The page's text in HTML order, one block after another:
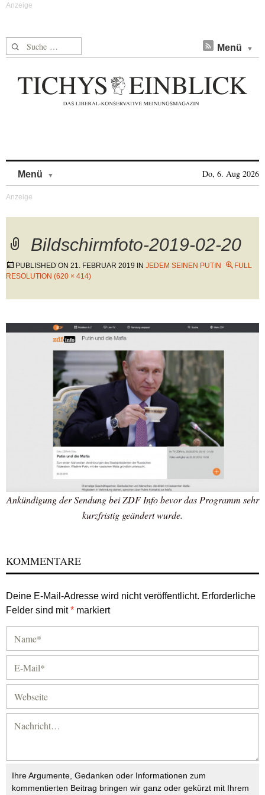
Suche nach: Menü
Menü Do, 6. Aug 2026
Bildschirmfoto-2019-02-20
PUBLISHED ON 21. FEBRUAR 2019 IN JEDEM SEINEN PUTIN
FULL
RESOLUTION (620 × 414)
Ankündigung der Sendung bei ZDF Info bevor das Programm sehr
kurzfristig geändert wurde.
KOMMENTARE
Deine E-Mail-Adresse wird nicht veröffentlicht. Erforderliche
Felder sind mit* markiert
Ihre Argumente, Gedanken oder Informationen zum
kommentierten Beitrag bringen wir ganz oder gekürzt mit Ihrem